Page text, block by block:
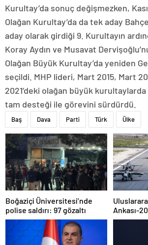
Kurultay’da sonuç değişmezken,
Olağan Kurultay’da da tek aday
aday olarak girdiği 9. Kurultayın
Koray Aydın ve Musavat
Olağan Büyük Kurultay’da yeniden
seçildi. MHP lideri, Mart 2015, Mart
2021’deki olağan büyük
tam desteği ile görevini sürdürdü.
Baş Dava Parti Türk Ülke
Boğaziçi Üniversitesi’nde
polise saldırı: 97 gözaltı
Ankası-